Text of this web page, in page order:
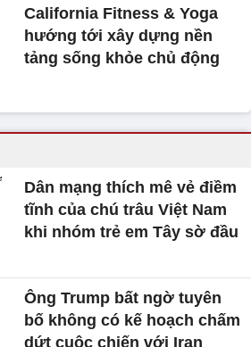
California Fitness & Yoga
hướng tới xây dựng nền
tảng sống khỏe chủ động
Dân mạng thích mê vẻ điềm
tĩnh của chú trâu Việt Nam
khi nhóm trẻ em Tây sờ đầu
Ông Trump bất ngờ tuyên
bố không có kế hoạch chấm
dứt cuộc chiến với Iran